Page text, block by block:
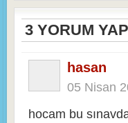
3 YORUM
hasan
05 Nisan
hocam bu